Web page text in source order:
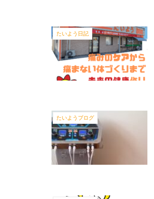
たいよう日記
たいようブログ